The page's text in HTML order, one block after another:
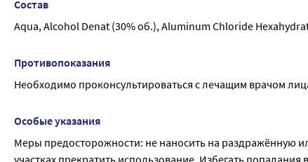
Состав
Aqua, Alcohol Denat (30% об.), Aluminum Chloride
Противопоказания
Необходимо проконсультироваться с лечащим врачом
Особые указания
Меры предосторожности: не наносить на раздражённую
участках прекратить использование. Избегать